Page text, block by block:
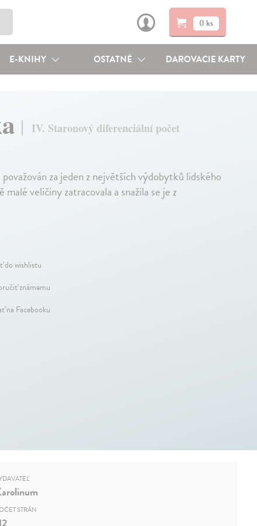
0 ks
E-KNIHY OSTATNÉ DAROVACIE KARTY
IV. Staronový diferenciální počet
za jeden z největších výdobytků lidského
veličiny zatracovala a snažila se je z
do wishlistu
známemu
na Facebooku
STRÁN